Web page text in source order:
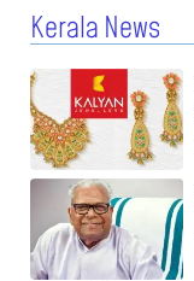
Kerala News